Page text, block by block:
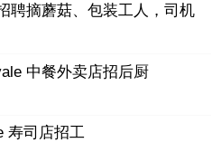
聘摘蘑菇、包装工人，司机
Canning vale 中餐外卖店招后厨
寿司店招工